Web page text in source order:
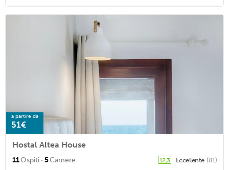
a partire da
51€
Hostal Altea House
11Ospiti · 5Camere 12,3 Eccellente (81)